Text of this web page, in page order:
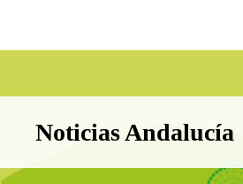
Boletín Noticias
Noticias Andalucía